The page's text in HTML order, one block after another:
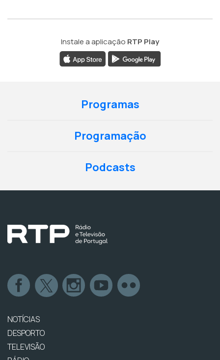
Instale a aplicação RTP Play
Programas
Programação
Podcasts
NOTÍCIAS
DESPORTO
TELEVISÃO